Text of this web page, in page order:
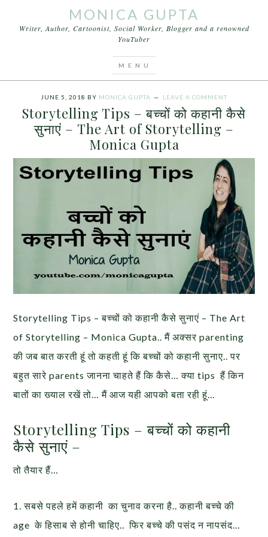
MONICA GUPTA
Writer, Author, Cartoonist, Social Worker, Blogger and a renowned
YouTuber
JUNE 5, 2018 BY MONICA GUPTA LEAVE A COMMENT
Storytelling Tips – बच्चों को कहानी कैसे
सुनाएं – The Art of Storytelling –
Monica Gupta
Storytelling Tips – बच्चों को कहानी कैसे सुनाएं – The Art
of Storytelling – Monica Gupta.. मैं अक्सर parenting
की जब बात करती हूं तो कहती हूं कि बच्चों को कहानी सुनाए.. पर
बहुत सारे parents जानना चाहते हैं कि कैसे… क्या tips हैं किन
बातों का ख्याल रखें तो… मैं आज यही आपको बता रही हूं…
Storytelling Tips – बच्चों को कहानी
कैसे सुनाएं –
तो तैयार हैं…
1. सबसे पहले हमें कहानी का चुनाव करना है.. कहानी बच्चे की
age के हिसाब से होनी चाहिए.. फिर बच्चे की पसंद न नापसंद…